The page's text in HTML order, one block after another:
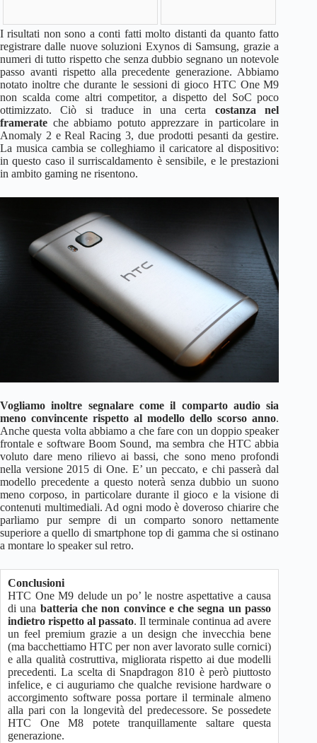
I risultati non sono a conti fatti molto distanti da quanto fatto
registrare dalle nuove soluzioni Exynos di Samsung, grazie a
numeri di tutto rispetto che senza dubbio segnano un notevole
passo avanti rispetto alla precedente generazione. Abbiamo
notato inoltre che durante le sessioni di gioco HTC One M9
non scalda come altri competitor, a dispetto del SoC poco
ottimizzato. Ciò si traduce in una certa costanza nel
framerate che abbiamo potuto apprezzare in particolare in
Anomaly 2 e Real Racing 3, due prodotti pesanti da gestire.
La musica cambia se colleghiamo il caricatore al dispositivo:
in questo caso il surriscaldamento è sensibile, e le prestazioni
in ambito gaming ne risentono.
Vogliamo inoltre segnalare come il comparto audio sia
meno convincente rispetto al modello dello scorso anno.
Anche questa volta abbiamo a che fare con un doppio speaker
frontale e software Boom Sound, ma sembra che HTC abbia
voluto dare meno rilievo ai bassi, che sono meno profondi
nella versione 2015 di One. E’ un peccato, e chi passerà dal
modello precedente a questo noterà senza dubbio un suono
meno corposo, in particolare durante il gioco e la visione di
contenuti multimediali. Ad ogni modo è doveroso chiarire che
parliamo pur sempre di un comparto sonoro nettamente
superiore a quello di smartphone top di gamma che si ostinano
a montare lo speaker sul retro.
Conclusioni
HTC One M9 delude un po’ le nostre aspettative a causa
di una batteria che non convince e che segna un passo
indietro rispetto al passato. Il terminale continua ad avere
un feel premium grazie a un design che invecchia bene
(ma bacchettiamo HTC per non aver lavorato sulle cornici)
e alla qualità costruttiva, migliorata rispetto ai due modelli
precedenti. La scelta di Snapdragon 810 è però piuttosto
infelice, e ci auguriamo che qualche revisione hardware o
accorgimento software possa portare il terminale almeno
alla pari con la longevità del predecessore. Se possedete
HTC One M8 potete tranquillamente saltare questa
generazione.